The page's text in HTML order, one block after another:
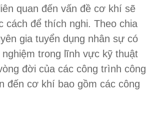
quan đến vấn đề cơ khí sẽ
cách để thích nghi. Theo chia
gia tuyển dụng nhân sự có
nghiệm trong lĩnh vực kỹ thuật
đời của các công trình công
đến cơ khí bao gồm các công